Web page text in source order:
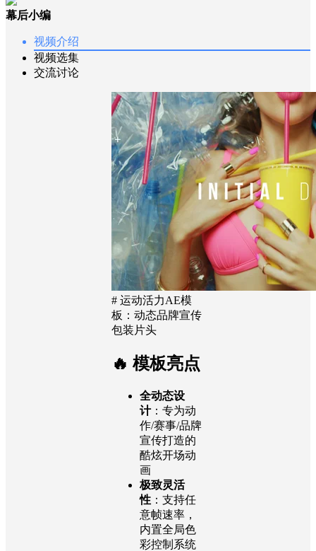
幕后小编
视频介绍
视频选集
交流讨论
# 运动活力AE模
板：动态品牌宣传
包装片头
🔥 模板亮点
全动态设
计：专为动
作/赛事/品牌
宣传打造的
酷炫开场动
画
极致灵活
性 ：支持任
意帧速率，
内置全局色
彩控制系统